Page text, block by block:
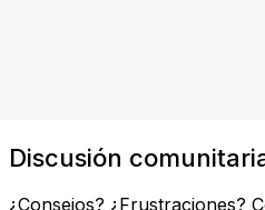
Discusión
¿Consejos? ¿Frustraciones?